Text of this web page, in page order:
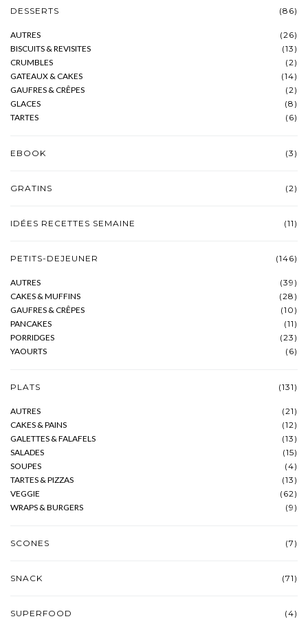
DESSERTS (86)
AUTRES
(26)
BISCUITS & REVISITES
(13)
CRUMBLES
(2)
GATEAUX & CAKES
(14)
GAUFRES & CRÊPES
(2)
GLACES
(8)
TARTES
(6)
EBOOK (3)
GRATINS (2)
IDÉES RECETTES SEMAINE (11)
PETITS-DEJEUNER (146)
AUTRES
(39)
CAKES & MUFFINS
(28)
GAUFRES & CRÊPES
(10)
PANCAKES
(11)
PORRIDGES
(23)
YAOURTS
(6)
PLATS (131)
AUTRES
(21)
CAKES & PAINS
(12)
GALETTES & FALAFELS
(13)
SALADES
(15)
SOUPES
(4)
TARTES & PIZZAS
(13)
VEGGIE
(62)
WRAPS & BURGERS
(9)
SCONES (7)
SNACK (71)
SUPERFOOD (4)